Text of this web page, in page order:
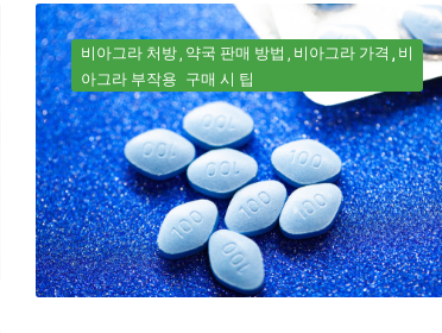
비아그라 처방 약국 판매 방법 비아그라 가격
비
아그라 부작용 구매 시 팁